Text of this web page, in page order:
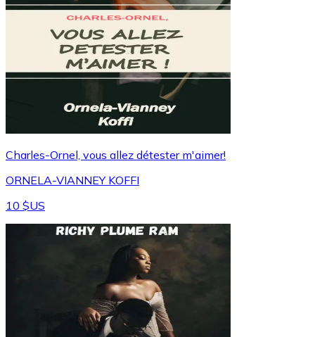
Charles-Ornel, vous allez détester m'aimer!
ORNELA-VIANNEY KOFFI
10 $US